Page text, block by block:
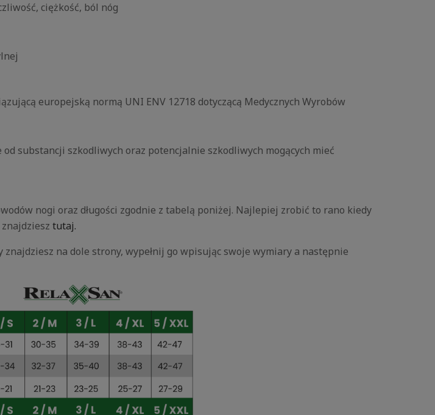
ciężkość, ból nóg
europejską normą UNI ENV 12718 dotyczącą Medycznych Wyrobów
substancji szkodliwych oraz potencjalnie szkodliwych mogących mieć
nogi oraz długości zgodnie z tabelą poniżej. Najlepiej zrobić to rano kiedy
tutaj.
znajdziesz na dole strony, wypełnij go wpisując swoje wymiary a następnie